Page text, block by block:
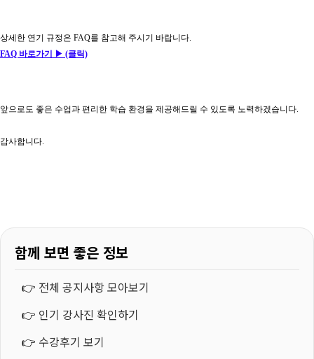
상세한 연기 규정은 FAQ를 참고해 주시기 바랍니다.
FAQ 바로가기 ▶ (클릭)
앞으로도 좋은 수업과 편리한 학습 환경을 제공해드릴 수 있도록 노력하겠습니다
감사합니다
함께 보면 좋은 정보
👉 전체 공지사항 모아보기
👉 인기 강사진 확인하기
👉 수강후기 보기